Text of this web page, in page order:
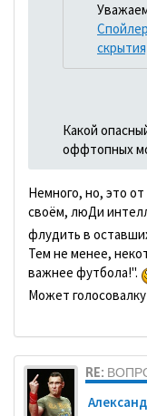
Какой
оффтопных
Немного, но, это
своём, люДи
флудить в
Тем не менее,
важнее футбола!".
Может
RE: